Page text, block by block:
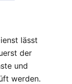
lässt
der
und
werden.